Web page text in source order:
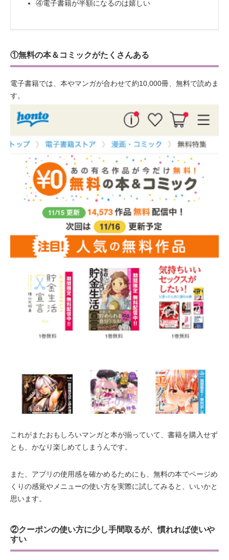
④電子書籍が半額になるのは嬉しい
①無料の本＆コミックがたくさんある
電子書籍では、本やマンガが合わせて約10,000冊、無料で読めま
す。
これがまたおもしろいマンガと本が揃っていて、書籍を購入せず
とも、かなり楽しめてしまうんです。
また、アプリの使用感を確かめるためにも、無料の本でページめ
くりの感覚やメニューの使い方を実際に試してみると、いいかと
思います。
②クーポンの使い方に少し手間取るが、慣れれば使いや
すい